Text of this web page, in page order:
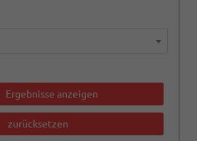
Ergebnisse anzeigen
zurücksetzen